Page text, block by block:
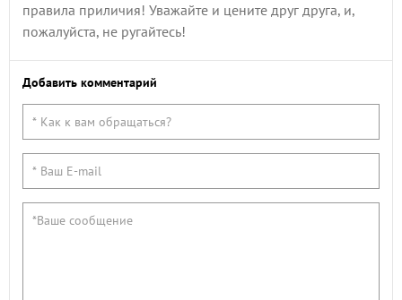
правила приличия! Уважайте и цените друг друга, и,
пожалуйста, не ругайтесь!
Добавить комментарий